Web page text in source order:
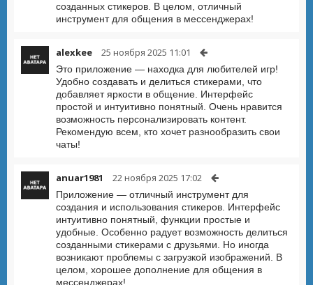
созданных стикеров. В целом, отличный
инструмент для общения в мессенджерах!
alexkee 25 ноября 2025 11:01
Это приложение — находка для любителей игр!
Удобно создавать и делиться стикерами, что
добавляет яркости в общение. Интерфейс
простой и интуитивно понятный. Очень нравится
возможность персонализировать контент.
Рекомендую всем, кто хочет разнообразить свои
чаты!
anuar1981 22 ноября 2025 17:02
Приложение — отличный инструмент для
создания и использования стикеров. Интерфейс
интуитивно понятный, функции простые и
удобные. Особенно радует возможность делиться
созданными стикерами с друзьями. Но иногда
возникают проблемы с загрузкой изображений. В
целом, хорошее дополнение для общения в
мессенджерах!